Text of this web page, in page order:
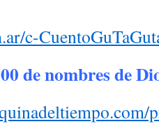
c-
de nombres de